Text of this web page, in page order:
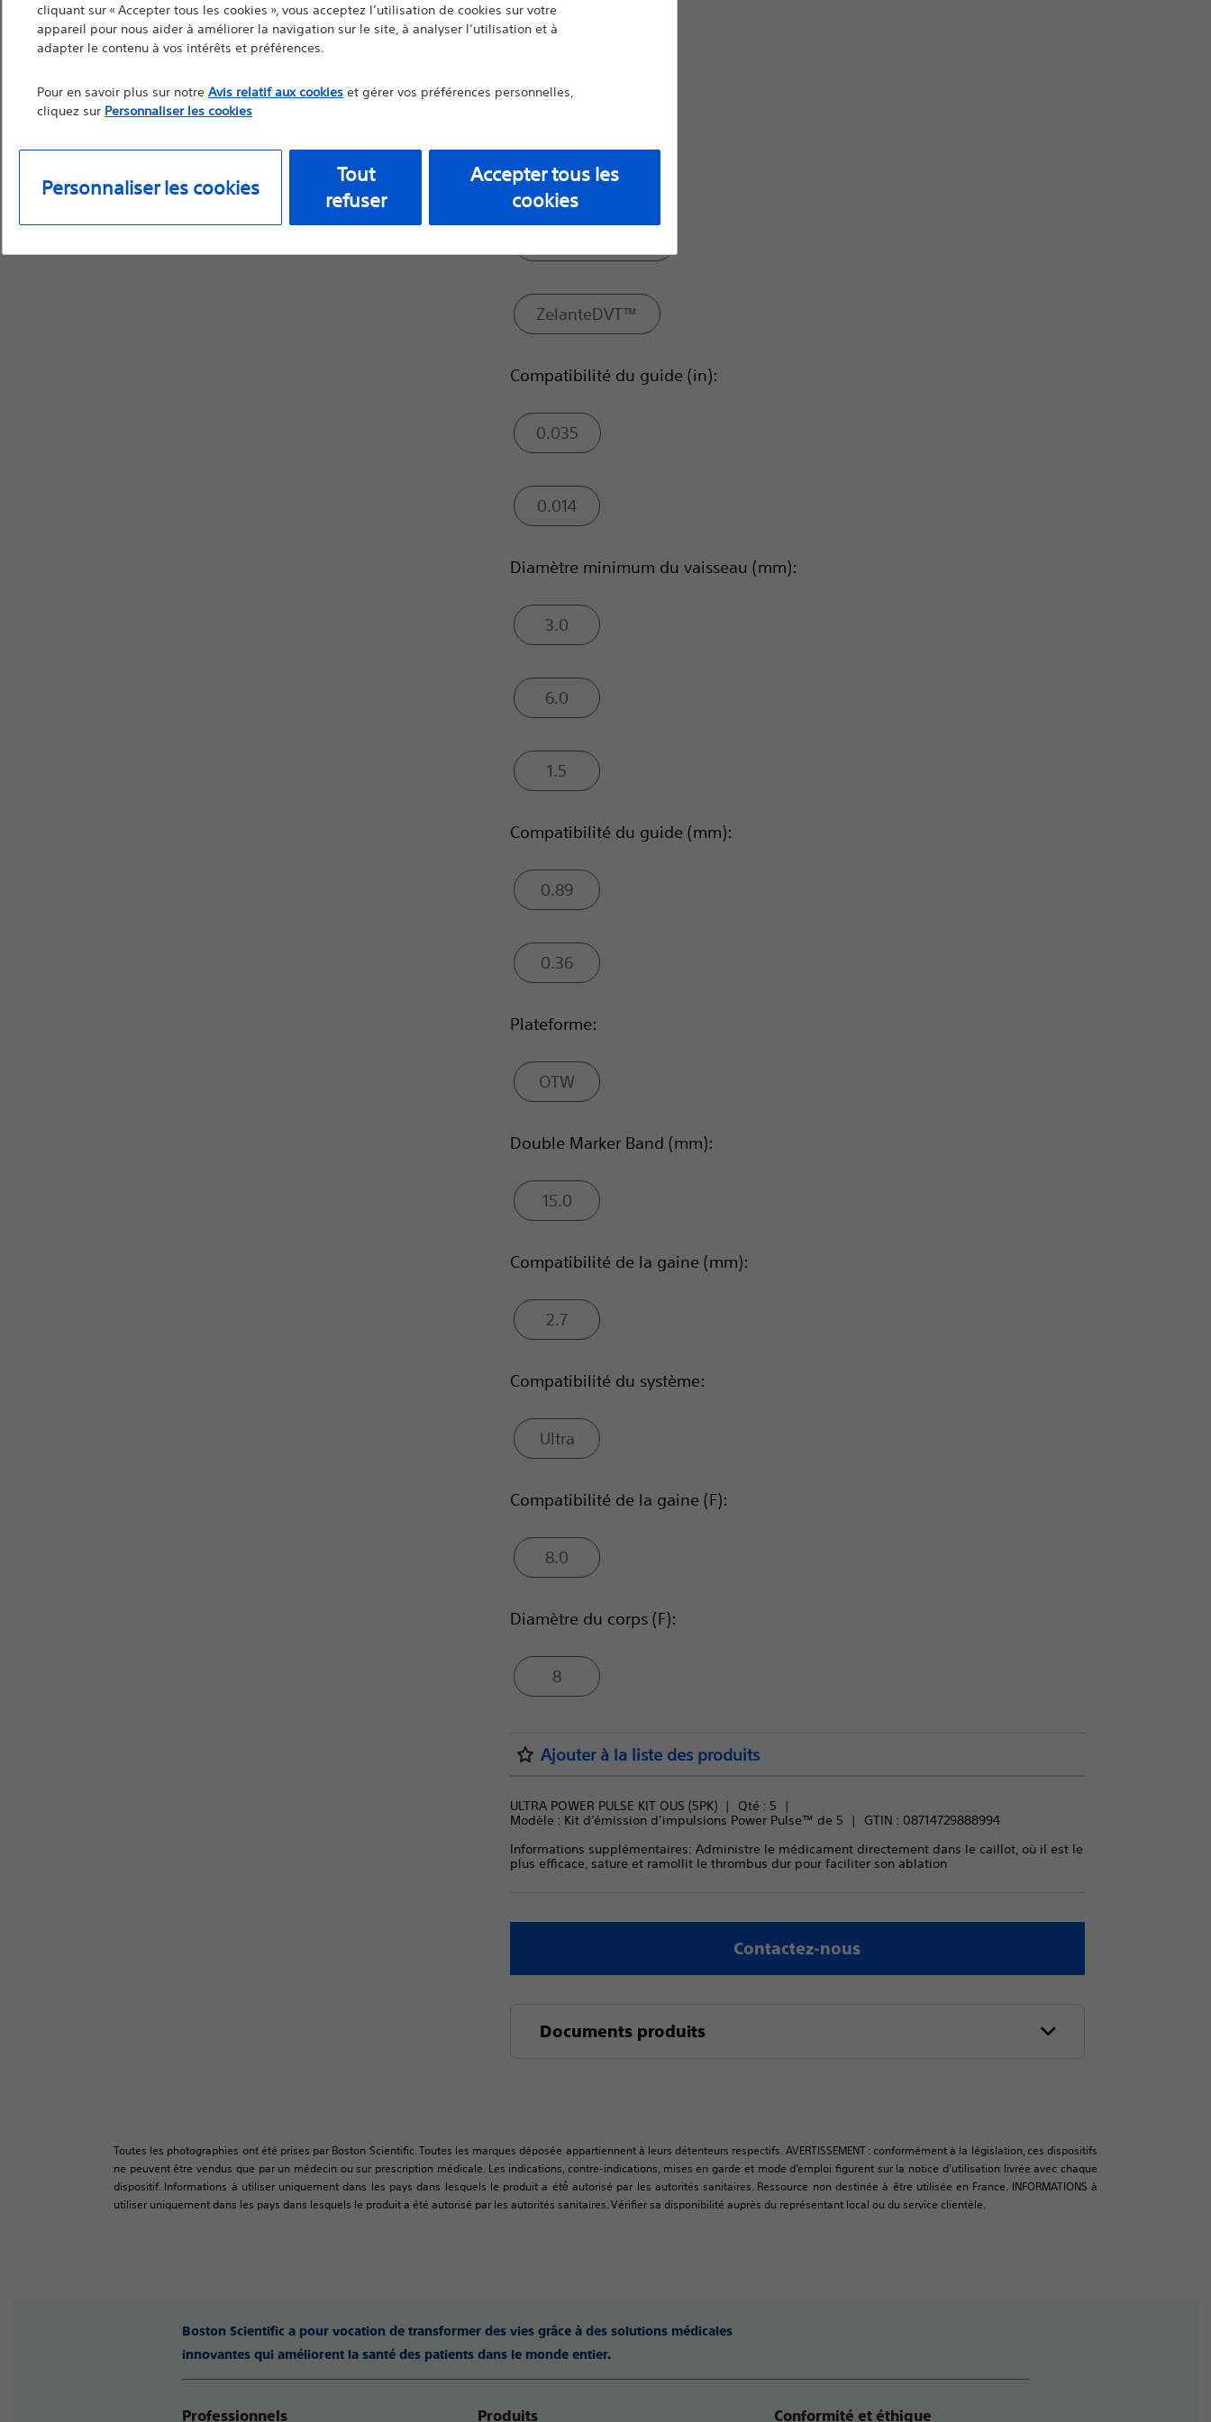
PE
Solent™ Proxi
Solent™ Omni
ZelanteDVT™
Compatibilité du guide (in):
0.035
0.014
Diamètre minimum du vaisseau (mm):
3.0
6.0
1.5
Compatibilité du guide (mm):
0.89
0.36
Plateforme:
OTW
Double Marker Band (mm):
15.0
Compatibilité de la gaine (mm):
2.7
Compatibilité du système:
Ultra
Compatibilité de la gaine (F):
8.0
Diamètre du corps (F):
8
Ajouter à la liste des produits
ULTRA POWER PULSE KIT OUS (5PK) Qté : 5
Modèle : Kit d’émission d’impulsions Power Pulse™ de 5 GTIN : 08714729888994
Informations supplémentaires: Administre le médicament directement dans le caillot, où il est le
plus efficace, sature et ramollit le thrombus dur pour faciliter son ablation
Contactez-nous
Documents produits
Toutes les photographies ont été prises par Boston Scientific. Toutes les marques déposée appartiennent à leurs détenteurs respectifs. AVERTISSEMENT : conformément à la législation, ces dispositifs
ne peuvent être vendus que par un médecin ou sur prescription médicale. Les indications, contre-indications, mises en garde et mode d’emploi figurent sur la notice d’utilisation livrée avec chaque
dispositif. Informations à utiliser uniquement dans les pays dans lesquels le produit a été́ autorisé par les autorités sanitaires. Ressource non destinée à être utilisée en France. INFORMATIONS à
utiliser uniquement dans les pays dans lesquels le produit a été autorisé par les autorités sanitaires. Vérifier sa disponibilité auprès du représentant local ou du service clientèle.
Boston Scientific a pour vocation de transformer des vies grâce à des solutions médicales
innovantes qui améliorent la santé des patients dans le monde entier.
Professionnels Produits Conformité et éthique
cliquant sur « Accepter tous les cookies », vous acceptez l’utilisation de cookies sur votre
appareil pour nous aider à améliorer la navigation sur le site, à analyser l’utilisation et à
adapter le contenu à vos intérêts et préférences.
Pour en savoir plus sur notre Avis relatif aux cookieset gérer vos préférences personnelles,
cliquez sur Personnaliser les cookies
Personnaliser les cookies
Tout
refuser
Accepter tous les
cookies